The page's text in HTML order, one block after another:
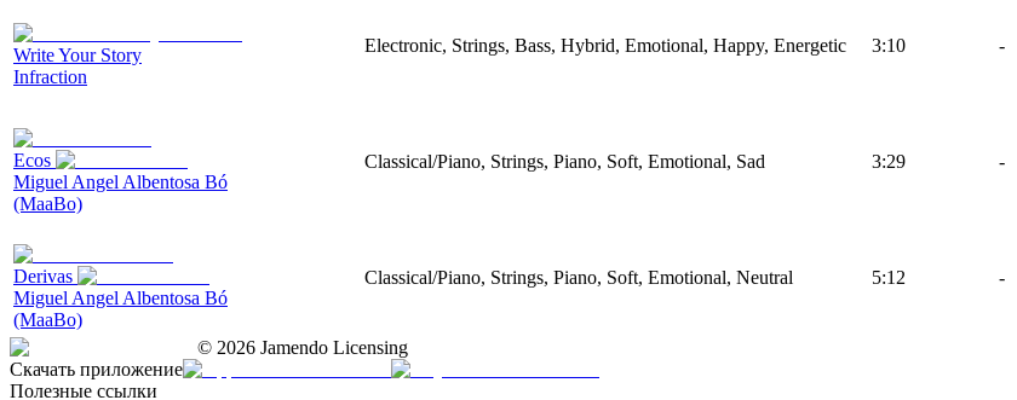
Write Your Story
Infraction
Electronic, Strings, Bass, Hybrid, Emotional, Happy, Energetic 3:10 -
Ecos
Miguel Angel Albentosa Bó
(MaaBo)
Classical/Piano, Strings, Piano, Soft, Emotional, Sad 3:29 -
Derivas
Miguel Angel Albentosa Bó
(MaaBo)
Classical/Piano, Strings, Piano, Soft, Emotional, Neutral 5:12 -
© 2026 Jamendo Licensing
Скачать приложение
Полезные ссылки